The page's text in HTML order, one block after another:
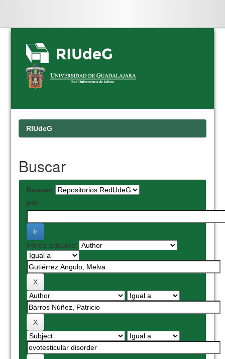
Skip
navigation
RIUdeG
Buscar
Buscar:
por
Filtros actuales: